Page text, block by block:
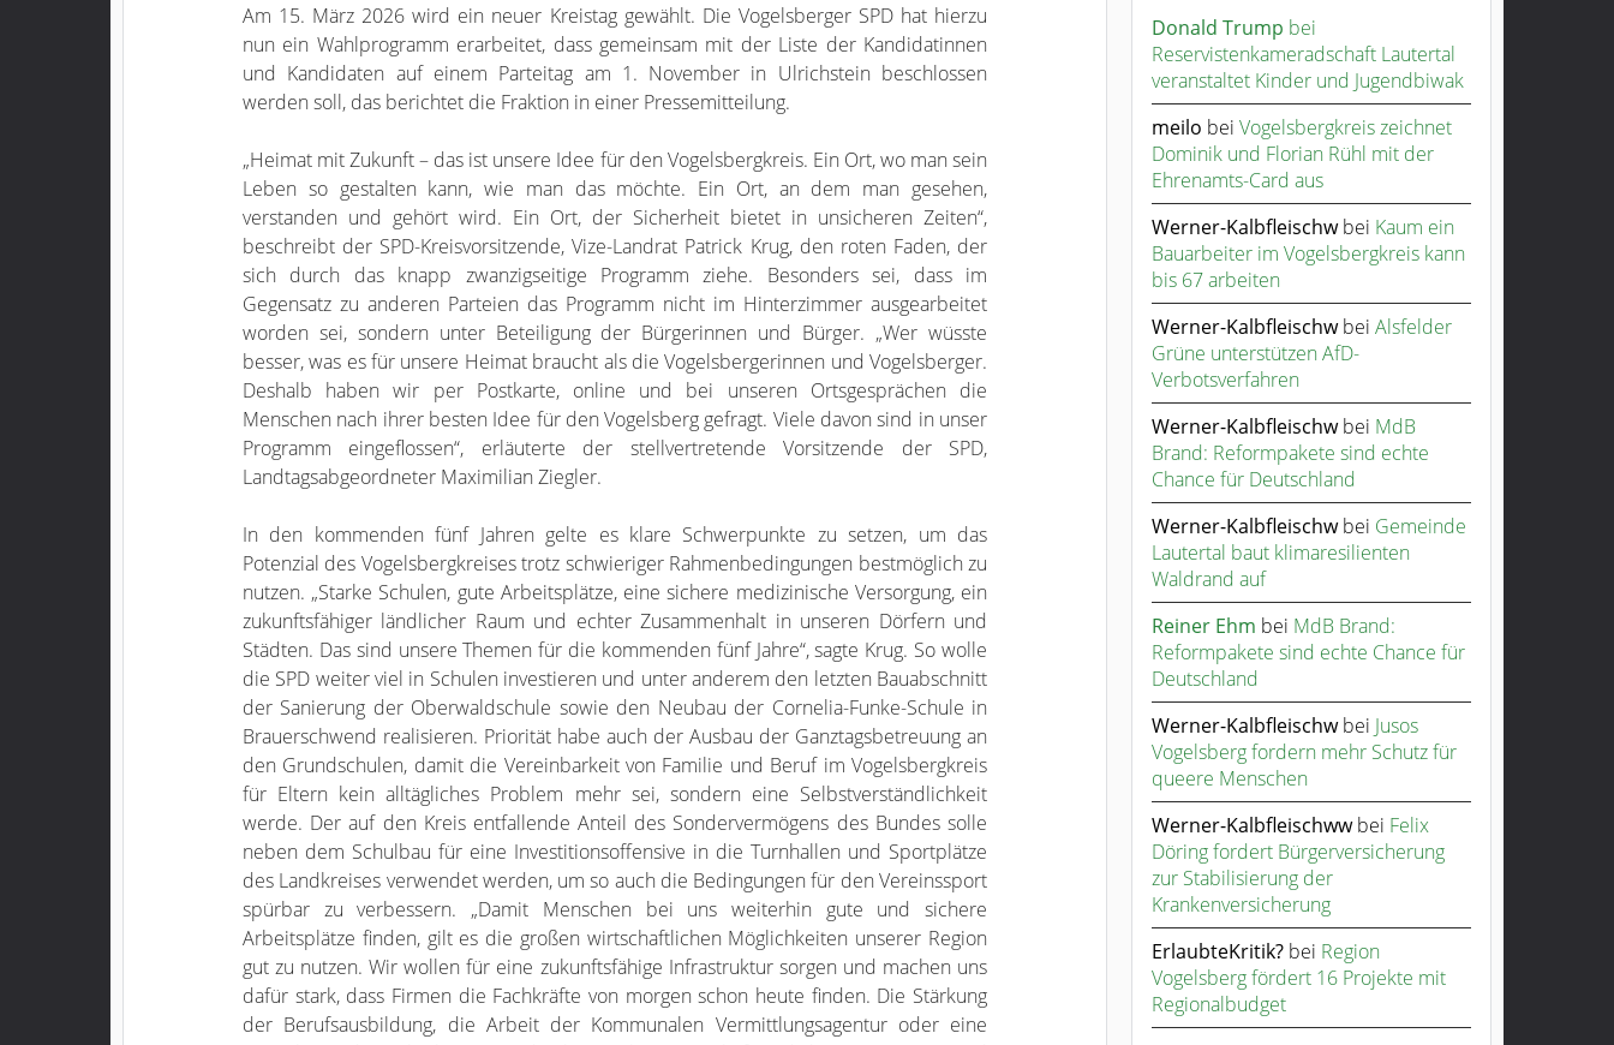
Am 15. März 2026 wird ein neuer Kreistag gewählt. Die Vogelsberger SPD hat hierzu
nun ein Wahlprogramm erarbeitet, dass gemeinsam mit der Liste der Kandidatinnen
und Kandidaten auf einem Parteitag am 1. November in Ulrichstein beschlossen
werden soll, das berichtet die Fraktion in einer Pressemitteilung.
„Heimat mit Zukunft – das ist unsere Idee für den Vogelsbergkreis. Ein Ort, wo man sein
Leben so gestalten kann, wie man das möchte. Ein Ort, an dem man gesehen,
verstanden und gehört wird. Ein Ort, der Sicherheit bietet in unsicheren Zeiten“,
beschreibt der SPD-Kreisvorsitzende, Vize-Landrat Patrick Krug, den roten Faden, der
sich durch das knapp zwanzigseitige Programm ziehe. Besonders sei, dass im
Gegensatz zu anderen Parteien das Programm nicht im Hinterzimmer ausgearbeitet
worden sei, sondern unter Beteiligung der Bürgerinnen und Bürger. „Wer wüsste
besser, was es für unsere Heimat braucht als die Vogelsbergerinnen und Vogelsberger.
Deshalb haben wir per Postkarte, online und bei unseren Ortsgesprächen die
Menschen nach ihrer besten Idee für den Vogelsberg gefragt. Viele davon sind in unser
Programm eingeflossen“, erläuterte der stellvertretende Vorsitzende der SPD,
Landtagsabgeordneter Maximilian Ziegler.
In den kommenden fünf Jahren gelte es klare Schwerpunkte zu setzen, um das
Potenzial des Vogelsbergkreises trotz schwieriger Rahmenbedingungen bestmöglich zu
nutzen. „Starke Schulen, gute Arbeitsplätze, eine sichere medizinische Versorgung, ein
zukunftsfähiger ländlicher Raum und echter Zusammenhalt in unseren Dörfern und
Städten. Das sind unsere Themen für die kommenden fünf Jahre“, sagte Krug. So wolle
die SPD weiter viel in Schulen investieren und unter anderem den letzten Bauabschnitt
der Sanierung der Oberwaldschule sowie den Neubau der Cornelia-Funke-Schule in
Brauerschwend realisieren. Priorität habe auch der Ausbau der Ganztagsbetreuung an
den Grundschulen, damit die Vereinbarkeit von Familie und Beruf im Vogelsbergkreis
für Eltern kein alltägliches Problem mehr sei, sondern eine Selbstverständlichkeit
werde. Der auf den Kreis entfallende Anteil des Sondervermögens des Bundes solle
neben dem Schulbau für eine Investitionsoffensive in die Turnhallen und Sportplätze
des Landkreises verwendet werden, um so auch die Bedingungen für den Vereinssport
spürbar zu verbessern. „Damit Menschen bei uns weiterhin gute und sichere
Arbeitsplätze finden, gilt es die großen wirtschaftlichen Möglichkeiten unserer Region
gut zu nutzen. Wir wollen für eine zukunftsfähige Infrastruktur sorgen und machen uns
dafür stark, dass Firmen die Fachkräfte von morgen schon heute finden. Die Stärkung
der Berufsausbildung, die Arbeit der Kommunalen Vermittlungsagentur oder eine
Donald Trump bei
Reservistenkameradschaft Lautertal
veranstaltet Kinder und Jugendbiwak
meilo bei Vogelsbergkreis zeichnet
Dominik und Florian Rühl mit der
Ehrenamts-Card aus
Werner-Kalbfleischwbei Kaum ein
Bauarbeiter im Vogelsbergkreis kann
bis 67 arbeiten
Werner-Kalbfleischwbei Alsfelder
Grüne unterstützen AfD-
Verbotsverfahren
Werner-Kalbfleischwbei MdB
Brand: Reformpakete sind echte
Chance für Deutschland
Werner-Kalbfleischwbei Gemeinde
Lautertal baut klimaresilienten
Waldrand auf
Reiner Ehm bei MdB Brand:
Reformpakete sind echte Chance für
Deutschland
Werner-Kalbfleischwbei Jusos
Vogelsberg fordern mehr Schutz für
queere Menschen
Werner-Kalbfleischwwbei Felix
Döring fordert Bürgerversicherung
zur Stabilisierung der
Krankenversicherung
ErlaubteKritik? bei Region
Vogelsberg fördert 16 Projekte mit
Regionalbudget